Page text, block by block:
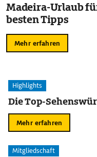
Madeira-Urlaub
besten Tipps
Mehr erfahren
Highlights
Die Top-
Mehr erfahren
Mitgliedschaft